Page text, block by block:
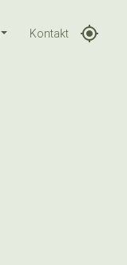
Kontakt gps_fixed